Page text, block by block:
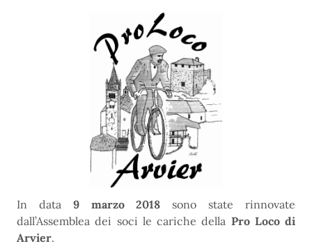
In data 9 marzo 2018 sono state rinnovate
dall’Assemblea dei soci le cariche della Pro Loco di
Arvier.